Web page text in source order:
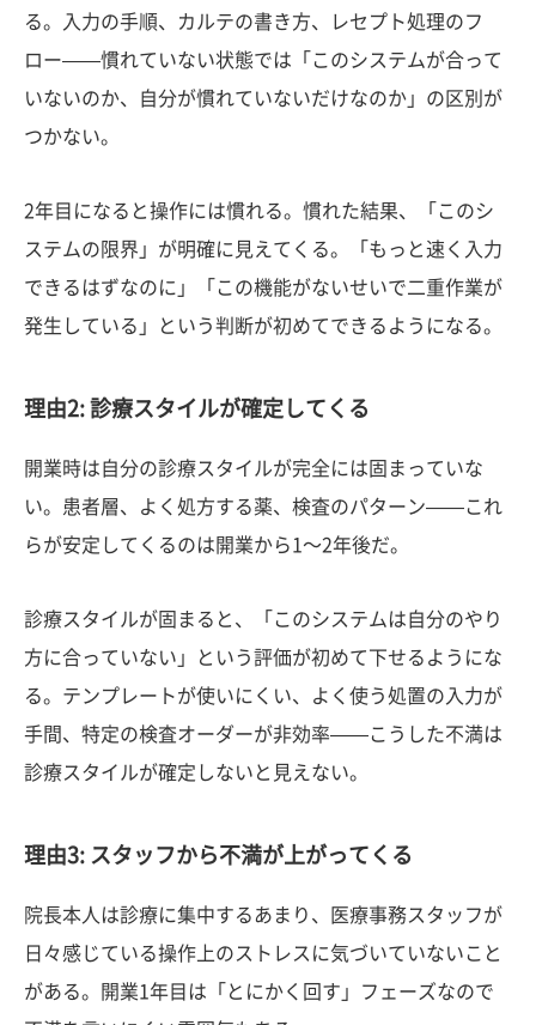
る。入力の手順、カルテの書き方、レセプト処理のフ
ロー——慣れていない状態では「このシステムが合って
いないのか、自分が慣れていないだけなのか」の区別が
つかない。
2年目になると操作には慣れる。慣れた結果、「このシ
ステムの限界」が明確に見えてくる。「もっと速く入力
できるはずなのに」「この機能がないせいで二重作業が
発生している」という判断が初めてできるようになる。
理由2: 診療スタイルが確定してくる
開業時は自分の診療スタイルが完全には固まっていな
い。患者層、よく処方する薬、検査のパターン——これ
らが安定してくるのは開業から1〜2年後だ。
診療スタイルが固まると、「このシステムは自分のやり
方に合っていない」という評価が初めて下せるようにな
る。テンプレートが使いにくい、よく使う処置の入力が
手間、特定の検査オーダーが非効率——こうした不満は
診療スタイルが確定しないと見えない。
理由3: スタッフから不満が上がってくる
院長本人は診療に集中するあまり、医療事務スタッフが
日々感じている操作上のストレスに気づいていないこと
がある。開業1年目は「とにかく回す」フェーズなので